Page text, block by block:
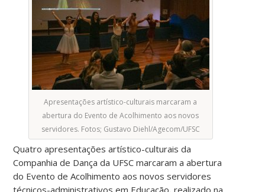
Apresentações artístico-culturais marcaram a
abertura do Evento de Acolhimento aos novos
servidores. Fotos; Gustavo Diehl/Agecom/UFSC
Quatro apresentações artístico-culturais da
Companhia de Dança da UFSC marcaram a abertura
do Evento de Acolhimento aos novos servidores
técnicos-administrativos em Educação, realizado na